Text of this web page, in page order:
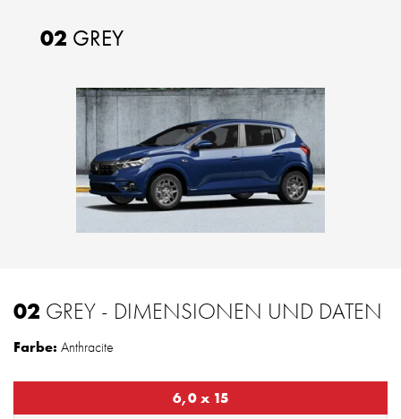
02 GREY
02 GREY - DIMENSIONEN UND DATEN
Farbe: Anthracite
6,0 x 15